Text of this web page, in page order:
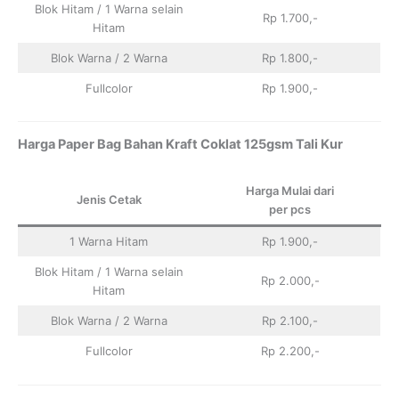
Blok Hitam / 1 Warna selain
Hitam
Rp 1.700,-
Blok Warna / 2 Warna Rp 1.800,-
Fullcolor Rp 1.900,-
Harga Paper Bag Bahan Kraft Coklat 125gsm Tali Kur
Jenis Cetak
Harga Mulai dari
per pcs
1 Warna Hitam Rp 1.900,-
Blok Hitam / 1 Warna selain
Hitam
Rp 2.000,-
Blok Warna / 2 Warna Rp 2.100,-
Fullcolor Rp 2.200,-